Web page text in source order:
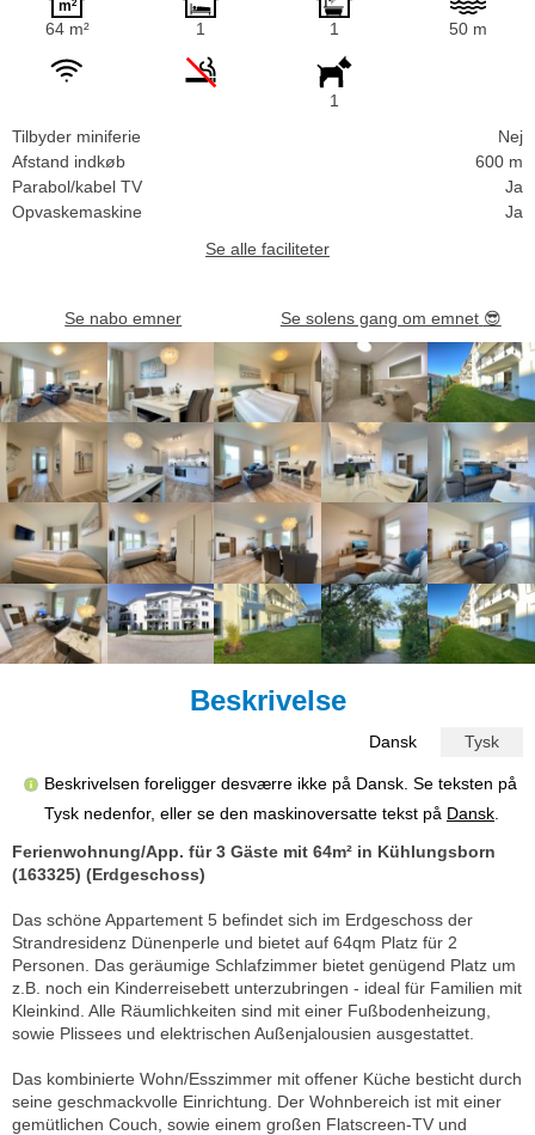
64 m² 1 1 50 m
1
Tilbyder miniferie
Nej
Afstand indkøb
600 m
Parabol/kabel TV
Ja
Opvaskemaskine
Ja
Se alle faciliteter
Se nabo emner Se solens gang om emnet 😎
Beskrivelse
Dansk Tysk
Beskrivelsen foreligger desværre ikke på Dansk. Se teksten på
Tysk nedenfor, eller se den maskinoversatte tekst på Dansk
Ferienwohnung/App. für 3 Gäste mit 64m² in Kühlungsborn
(163325) (Erdgeschoss)
Das schöne Appartement 5 befindet sich im Erdgeschoss der
Strandresidenz Dünenperle und bietet auf 64qm Platz für 2
Personen. Das geräumige Schlafzimmer bietet genügend Platz um
z.B. noch ein Kinderreisebett unterzubringen - ideal für Familien mit
Kleinkind. Alle Räumlichkeiten sind mit einer Fußbodenheizung,
sowie Plissees und elektrischen Außenjalousien ausgestattet.
Das kombinierte Wohn/Esszimmer mit offener Küche besticht durch
seine geschmackvolle Einrichtung. Der Wohnbereich ist mit einer
gemütlichen Couch, sowie einem großen Flatscreen-TV und